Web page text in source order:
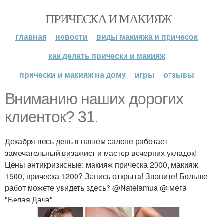
ПРИЧЕСКА И МАКИЯЖ
главная новости
виды макияжа и причесок
как делать прически и макияж
прически и макияж на дому
игры отзывы
Вниманию наших дорогих
клиенток? 31.
Декабря весь день в нашем салоне работает
замечательный визажист и мастер вечерних укладок!
Цены антикризисные: макияж прическа 2000, макияж
1500, прическа 1200? Запись открыта! Звоните! Больше
работ можете увидеть здесь? @Natelamua @ мега
"Белая Дача"